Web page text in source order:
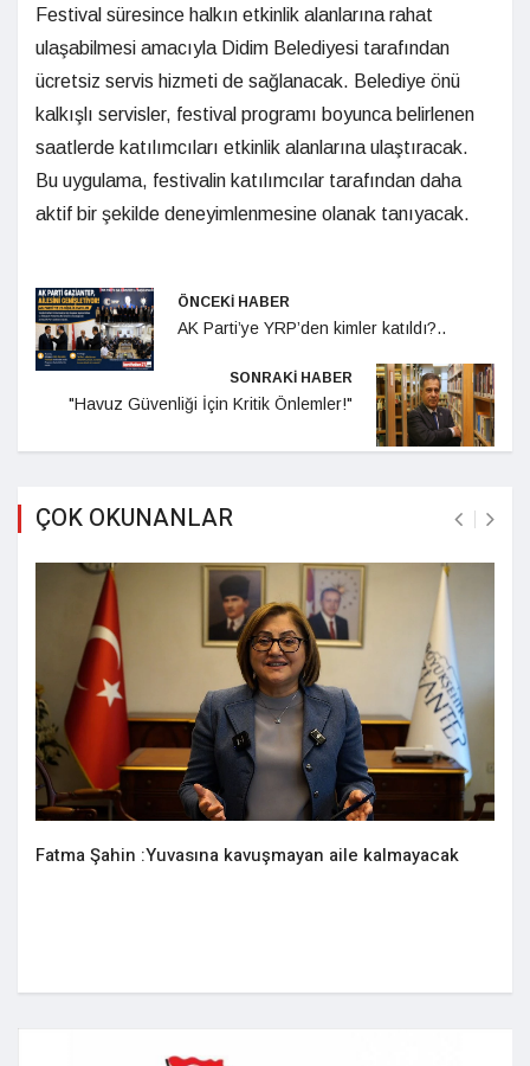
Festival süresince halkın etkinlik alanlarına rahat
ulaşabilmesi amacıyla Didim Belediyesi tarafından
ücretsiz servis hizmeti de sağlanacak. Belediye önü
kalkışlı servisler, festival programı boyunca belirlenen
saatlerde katılımcıları etkinlik alanlarına ulaştıracak.
Bu uygulama, festivalin katılımcılar tarafından daha
aktif bir şekilde deneyimlenmesine olanak tanıyacak.
ÖNCEKİ HABER
AK Parti’ye YRP’den kimler katıldı?..
SONRAKİ HABER
"Havuz Güvenliği İçin Kritik Önlemler!"
ÇOK OKUNANLAR
Fatma Şahin :Yuvasına kavuşmayan aile kalmayacak